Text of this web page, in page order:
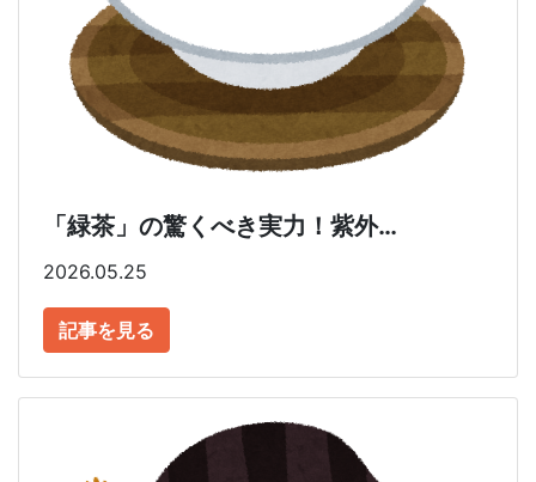
「緑茶」の驚くべき実力！紫外…
2026.05.25
記事を見る